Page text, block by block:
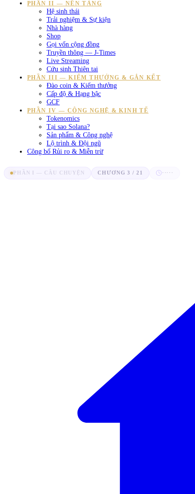
PHẦN II — NỀN TẢNG
Hệ sinh thái
Trải nghiệm & Sự kiện
Nhà hàng
Shop
Gọi vốn cộng đồng
Truyền thông — J-Times
Live Streaming
Cứu sinh Thiên tai
PHẦN III — KIẾM THƯỞNG & GẮN KẾT
Đào coin & Kiếm thưởng
Cấp độ & Hạng bậc
GCF
PHẦN IV — CÔNG NGHỆ & KINH TẾ
Tokenomics
Tại sao Solana?
Sản phẩm & Công nghệ
Lộ trình & Đội ngũ
Công bố Rủi ro & Miễn trừ
PHẦN I — CÂU CHUYỆN CHƯƠNG 3 / 21 ·····